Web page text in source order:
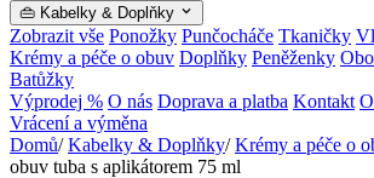
👜 Kabelky & Doplňky
Zobrazit vše Ponožky Punčocháče Tkaničky
Krémy a péče o obuv Doplňky Peněženky
Batůžky
Výprodej % O nás Doprava a platba Kontakt
Vrácení a výměna
Domů/ Kabelky & Doplňky/ Krémy a péče o
obuv tuba s aplikátorem 75 ml